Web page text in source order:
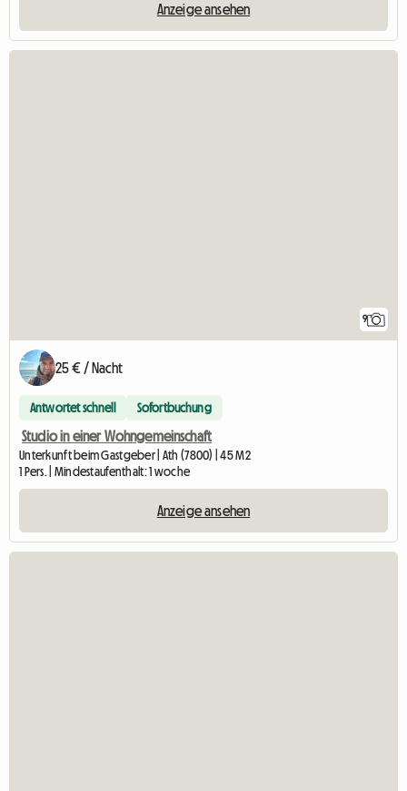
Anzeige ansehen
9
25 € / Nacht
Antwortet schnell Sofortbuchung
Studio in einer Wohngemeinschaft
Unterkunft beim Gastgeber | Ath (7800) | 45 M2
1 Pers. | Mindestaufenthalt: 1 woche
Anzeige ansehen